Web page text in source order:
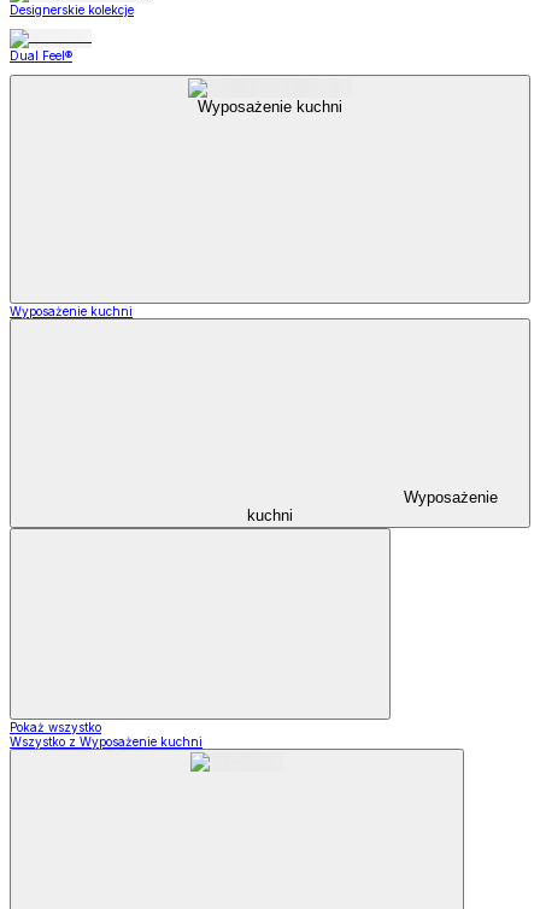
Designerskie kolekcje
Dual Feel®
Wyposażenie kuchni
Wyposażenie kuchni
Wyposażenie
kuchni
Pokaż wszystko
Wszystko z Wyposażenie kuchni